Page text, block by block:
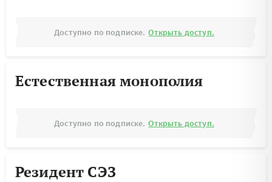
Доступно по подписке. Открыть доступ.
Естественная монополия
Доступно по подписке. Открыть доступ.
Резидент СЭЗ